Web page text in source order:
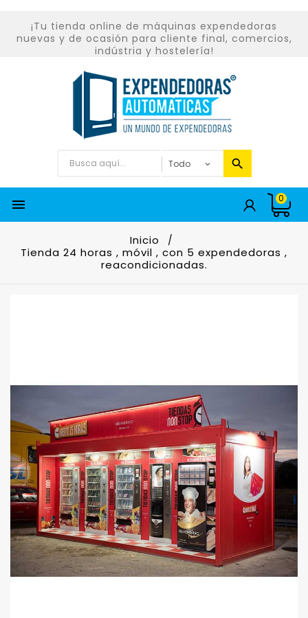
¡Tu tienda online de máquinas expendedoras
nuevas y de ocasión para cliente final, comercios,
indústria y hostelería!
 0
Inicio
Tienda 24 horas , móvil , con 5 expendedoras ,
reacondicionadas.